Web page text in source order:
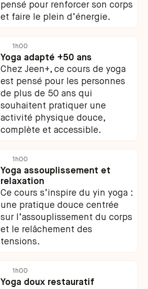
pensé pour renforcer son corps
et faire le plein d’énergie.
1h00
Yoga adapté +50 ans
Chez Jeen+, ce cours de yoga
est pensé pour les personnes
de plus de 50 ans qui
souhaitent pratiquer une
activité physique douce,
complète et accessible.
1h00
Yoga assouplissement et
relaxation
Ce cours s’inspire du yin yoga :
une pratique douce centrée
sur l’assouplissement du corps
et le relâchement des
tensions.
1h00
Yoga doux restauratif